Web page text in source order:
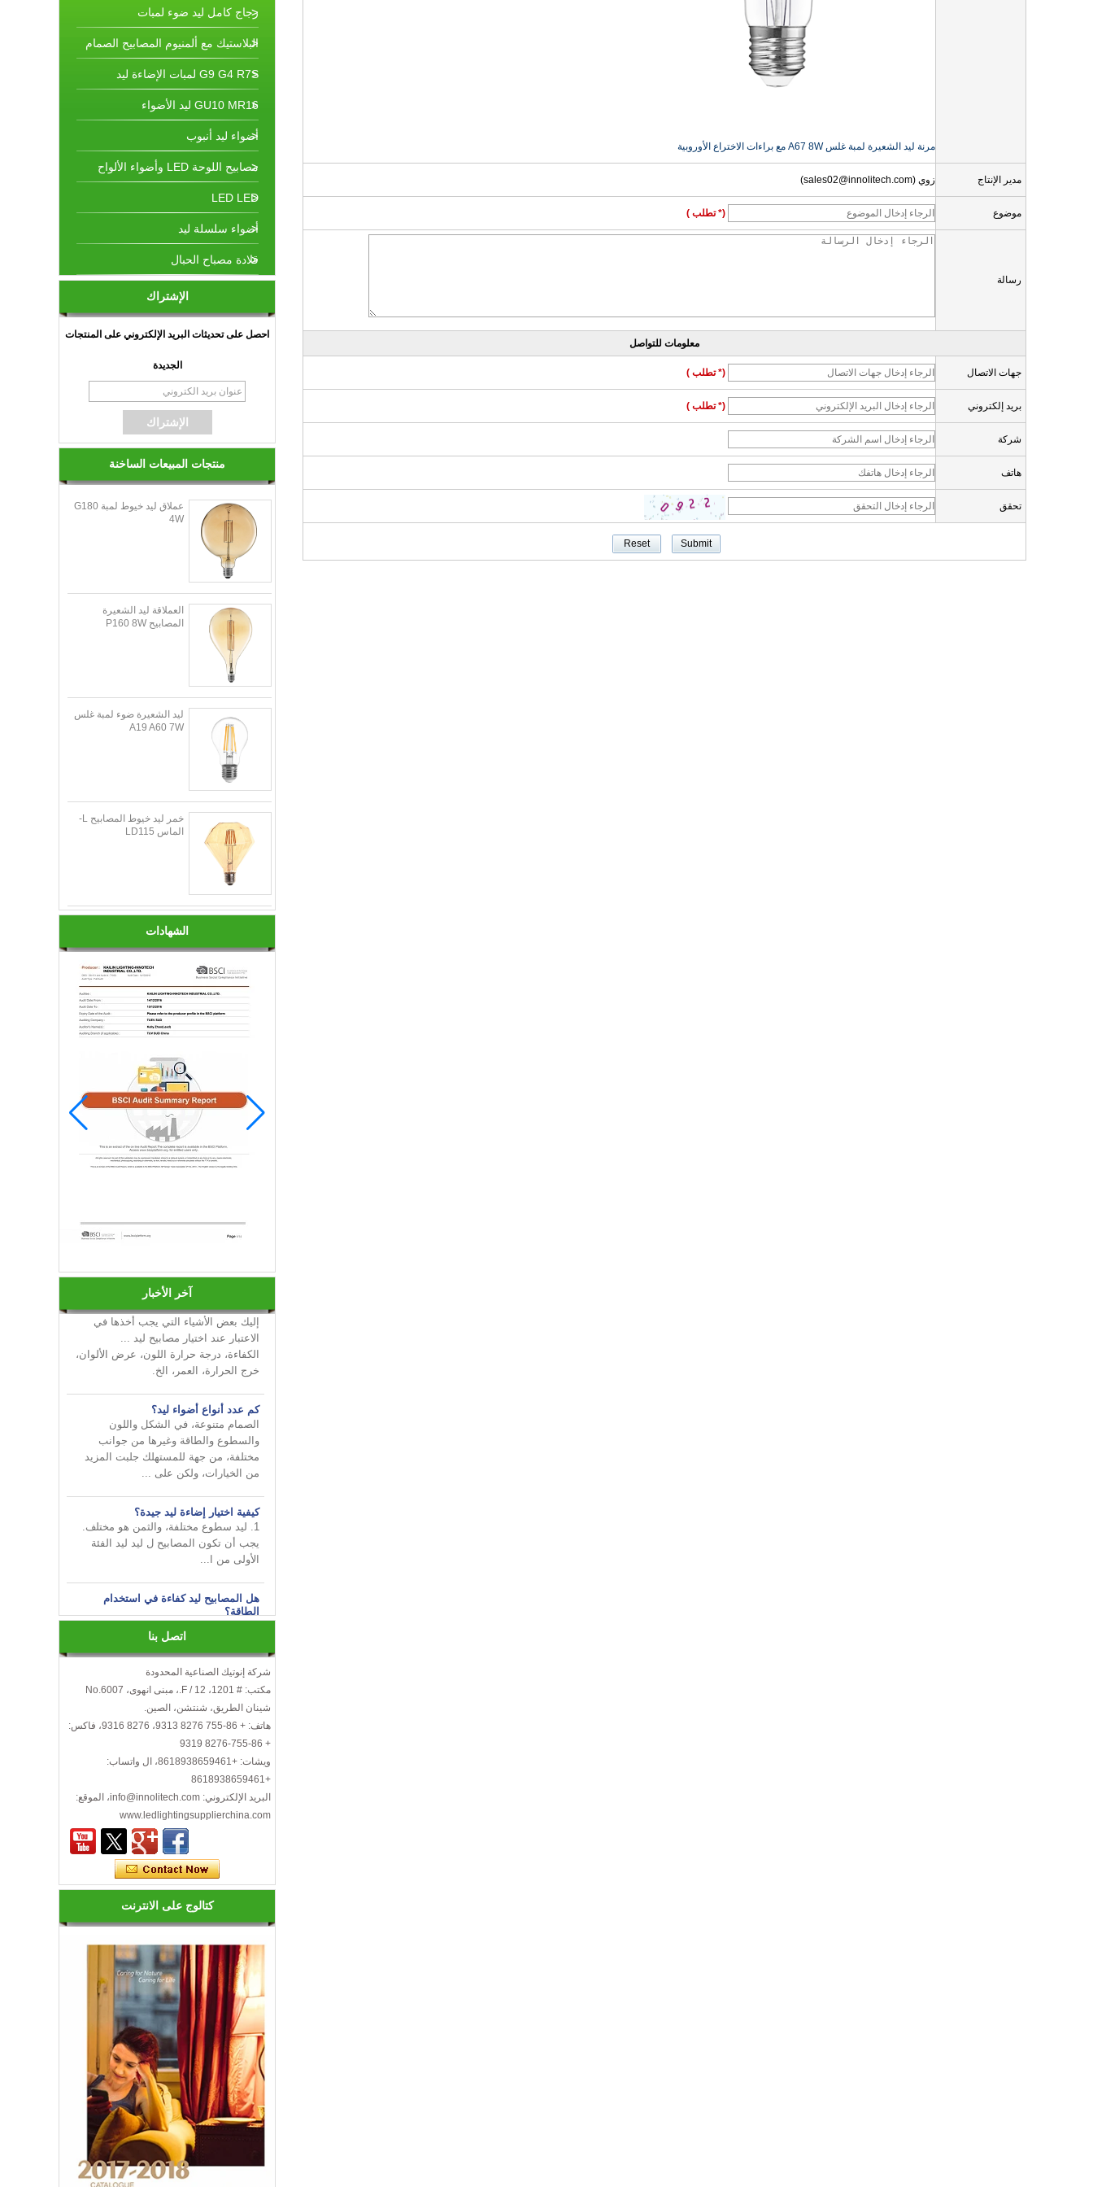
زجاج كامل ليد ضوء لمبات
البلاستيك مع ألمنيوم المصابيح الصمام
G9 G4 R7S لمبات الإضاءة ليد
GU10 MR16 ليد الأضواء
أضواء ليد أنبوب
مصابيح اللوحة LED وأضواء الألواح
LED LED
أضواء سلسلة ليد
قلادة مصباح الحبال
الإشتراك
احصل على تحديثات البريد الإلكتروني على المنتجات
الجديدة
منتجات المبيعات الساخنة
عملاق ليد خيوط لمبة G180
4W
العملاقة ليد الشعيرة
المصابيح P160 8W
ليد الشعيرة ضوء لمبة غلس
A19 A60 7W
خمر ليد خيوط المصابيح L-
الماس LD115
الشهادات
آخر الأخبار
قم بإضفاء البهجة على أعمالك من
INNOTECH في معرض الإضاءة الدولي
كيفية اختيار لمبات ليد؟
إليك بعض الأشياء التي يجب أخذها في
الاعتبار عند اختيار مصابيح ليد ...
الكفاءة، درجة حرارة اللون، عرض الألوان،
خرج الحرارة، العمر، الخ.
كم عدد أنواع أضواء ليد؟
الصمام متنوعة، في الشكل واللون
والسطوع والطاقة وغيرها من جوانب
مختلفة، من جهة للمستهلك جلبت المزيد
من الخيارات، ولكن على ...
كيفية اختيار إضاءة ليد جيدة؟
1. ليد سطوع مختلفة، والثمن هو مختلف.
يجب أن تكون المصابيح ل ليد ليد الفئة
الأولى من ا...
هل المصابيح ليد كفاءة في استخدام
الطاقة؟
ليس فقط هذا! في الواقع، قد عثرة الأخيرة
في شعبي تجعلك تعتقد أن هذه المصابيح
قم بإضفاء البهجة على أعمالك من
INNOTECH في معرض الإضاءة الدولي
2024 HK
كيفية اختيار لمبات ليد؟
إليك بعض الأشياء التي يجب أخذها في
الاعتبار عند اختيار مصابيح ليد ...
خرج الحرارة، العمر، الخ.
كم عدد أنواع أضواء ليد؟
الصمام متنوعة، في الشكل واللون
والسطوع والطاقة وغيرها من جوانب
مختلفة، من جهة للمستهلك جلبت المزيد
من الخيارات، ولكن على ...
كيفية اختيار إضاءة ليد جيدة؟
1. ليد سطوع مختلفة، والثمن هو مختلف.
يجب أن تكون المصابيح ل ليد ليد الفئة
الأولى من ا...
هل المصابيح ليد كفاءة في استخدام
الطاقة؟
ليس فقط هذا! في الواقع، قد عثرة الأخيرة
في شعبي تجعلك تعتقد أن هذه المصابيح
كفاءة ف...
اتصل بنا
شركة إنوتيك الصناعية المحدودة
مكتب: # 1201، 12 / F.، مبنى انهوى، No.6007
شينان الطريق، شنتشن، الصين.
هاتف: + 86-755 8276 9313، 8276 9316، فاكس:
+ 86-755-8276 9319
ويشات: +8618938659461، ال واتساب:
+8618938659461
البريد الإلكتروني: info@innolitech.com، الموقع:
www.ledlightingsupplierchina.com
كتالوج على الانترنت
مرنة ليد الشعيرة لمبة غلس A67 8W مع ​​براءات الاختراع الأوروبية
مدير الإنتاج زوي (sales02@innolitech.com)
موضوع (* تطلب )
رسالة
معلومات للتواصل
جهات الاتصال (* تطلب )
بريد إلكتروني (* تطلب )
شركة
هاتف
تحقق